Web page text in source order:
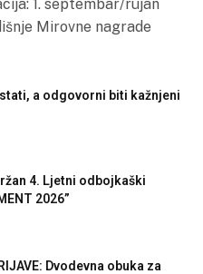
1. septembar/rujan
Mirovne nagrade
a odgovorni biti kažnjeni
4. Ljetni odbojkaški
2026”
Dvodevna obuka za